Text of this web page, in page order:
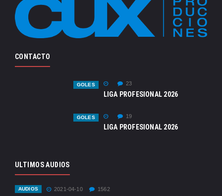
CONTACTO
GOLES 23
LIGA PROFESIONAL 2026
GOLES 19
LIGA PROFESIONAL 2026
ULTIMOS AUDIOS
AUDIOS 2021-04-10 1562